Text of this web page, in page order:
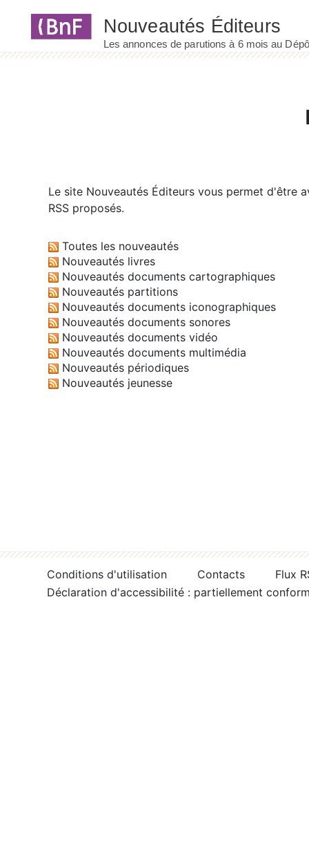
Le site Nouveautés Éditeurs vous permet d'être
RSS proposés.
Toutes les nouveautés
Nouveautés livres
Nouveautés documents cartographiques
Nouveautés partitions
Nouveautés documents iconographiques
Nouveautés documents sonores
Nouveautés documents vidéo
Nouveautés documents multimédia
Nouveautés périodiques
Nouveautés jeunesse
Conditions d'utilisation Contacts
Flux
Déclaration d'accessibilité : partiellement